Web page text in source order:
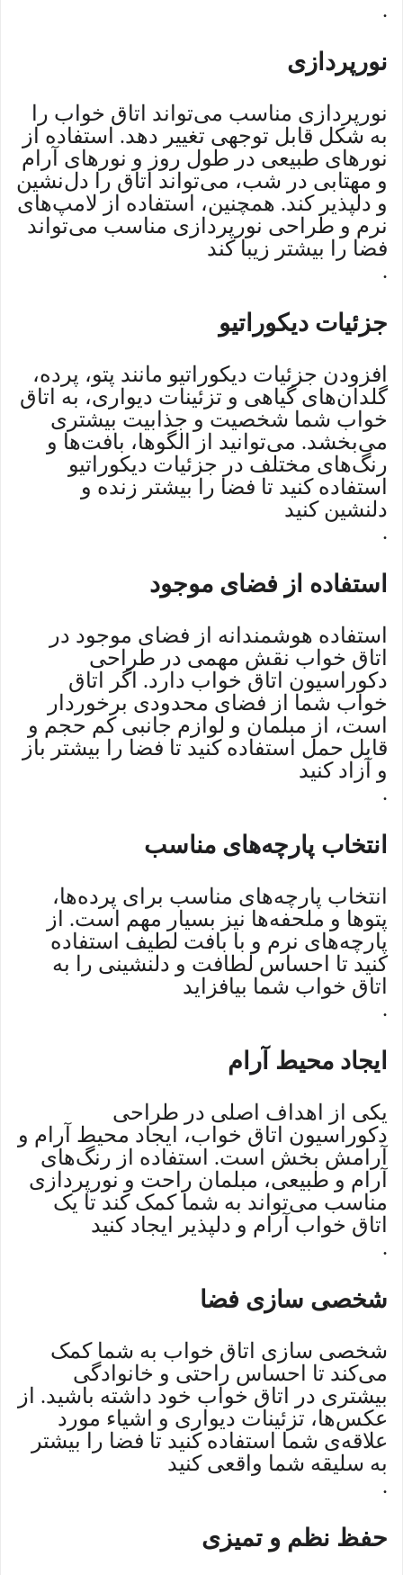
.
نورپردازی
نورپردازی مناسب می‌تواند اتاق خواب را
به شکل قابل توجهی تغییر دهد. استفاده از
نورهای طبیعی در طول روز و نورهای آرام
و مهتابی در شب، می‌تواند اتاق را دل‌نشین
و دلپذیر کند. همچنین، استفاده از لامپ‌های
نرم و طراحی نورپردازی مناسب می‌تواند
فضا را بیشتر زیبا کند
.
جزئیات دیکوراتیو
افزودن جزئیات دیکوراتیو مانند پتو، پرده،
گلدان‌های گیاهی و تزئینات دیواری، به اتاق
خواب شما شخصیت و جذابیت بیشتری
می‌بخشد. می‌توانید از الگوها، بافت‌ها و
رنگ‌های مختلف در جزئیات دیکوراتیو
استفاده کنید تا فضا را بیشتر زنده و
دلنشین کنید
.
استفاده از فضای موجود
استفاده هوشمندانه از فضای موجود در
اتاق خواب نقش مهمی در طراحی
دکوراسیون اتاق خواب دارد. اگر اتاق
خواب شما از فضای محدودی برخوردار
است، از مبلمان و لوازم جانبی کم حجم و
قابل حمل استفاده کنید تا فضا را بیشتر باز
و آزاد کنید
.
انتخاب پارچه‌های مناسب
انتخاب پارچه‌های مناسب برای پرده‌ها،
پتوها و ملحفه‌ها نیز بسیار مهم است. از
پارچه‌های نرم و با بافت لطیف استفاده
کنید تا احساس لطافت و دلنشینی را به
اتاق خواب شما بیافزاید
.
ایجاد محیط آرام
یکی از اهداف اصلی در طراحی
دکوراسیون اتاق خواب، ایجاد محیط آرام و
آرامش بخش است. استفاده از رنگ‌های
آرام و طبیعی، مبلمان راحت و نورپردازی
مناسب می‌تواند به شما کمک کند تا یک
اتاق خواب آرام و دلپذیر ایجاد کنید
.
شخصی سازی فضا
شخصی سازی اتاق خواب به شما کمک
می‌کند تا احساس راحتی و خانوادگی
بیشتری در اتاق خواب خود داشته باشید. از
عکس‌ها، تزئینات دیواری و اشیاء مورد
علاقه‌ی شما استفاده کنید تا فضا را بیشتر
به سلیقه شما واقعی کنید
.
حفظ نظم و تمیزی